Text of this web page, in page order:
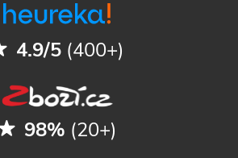
4.9/5 (400+)
98% (20+)